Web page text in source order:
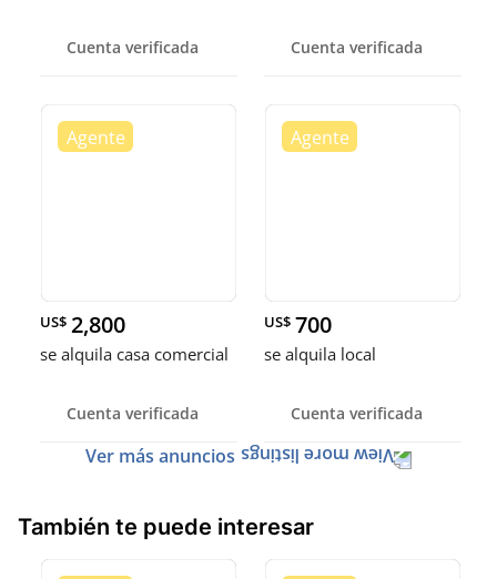
Cuenta verificada Cuenta verificada
US$ 2,800
se alquila casa comercial
Cuenta verificada
US$ 700
se alquila local
Cuenta verificada
Ver más anuncios
También te puede interesar